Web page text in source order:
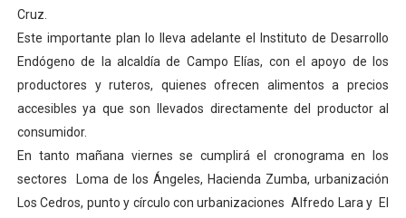
Cruz.
Este importante plan lo lleva adelante el Instituto de Desarrollo
Endógeno de la alcaldía de Campo Elías, con el apoyo de los
productores y ruteros, quienes ofrecen alimentos a precios
accesibles ya que son llevados directamente del productor al
consumidor.
En tanto mañana viernes se cumplirá el cronograma en los
sectores
Loma de los Ángeles, Hacienda Zumba, urbanización
Los Cedros, punto y círculo con urbanizaciones Alfredo Lara y El